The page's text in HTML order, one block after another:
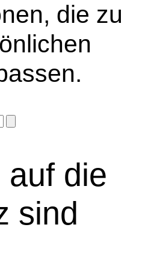
die zu
auf die
sind